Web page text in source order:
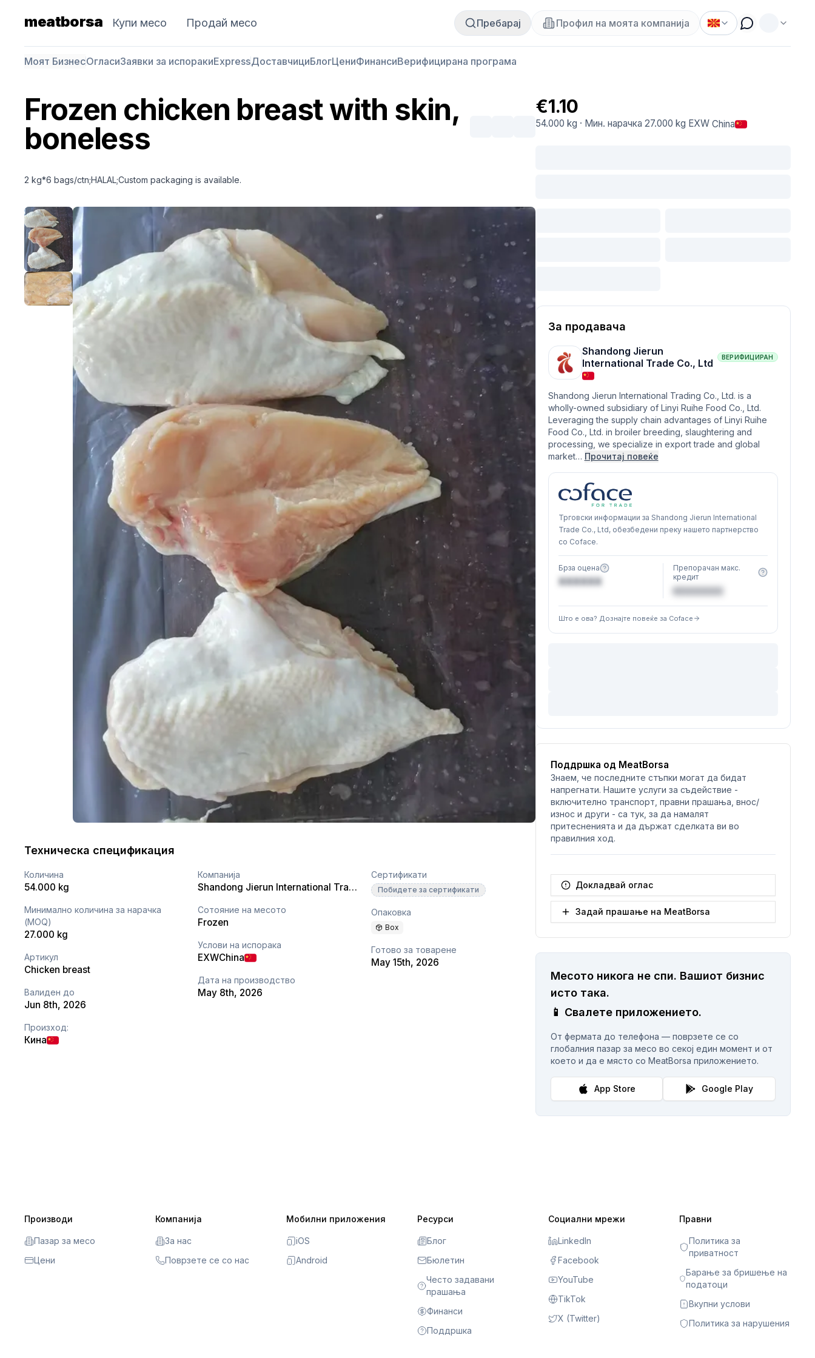
meatborsa Купи месо Продай месо Пребарај Профил на моята компанија
Моят БизнесОгласиЗаявки за испоракиExpressДоставчициБлогЦениФинансиВерифицирана програма
Frozen chicken breast with skin,
boneless
2 kg*6 bags/ctn;HALAL;Custom packaging is available.
Техническа спецификация
Количина
54.000 kg
Минимално количина за нарачка
(MOQ)
27.000 kg
Артикул
Chicken breast
Валиден до
Jun 8th, 2026
Произход:
Кина
Компанија
Shandong Jierun International Trade Co., Ltd
Сотояние на месото
Frozen
Услови на испорака
EXWChina
Дата на производство
May 8th, 2026
Сертификати
Побидете за сертификати
Опаковка
Box
Готово за товарене
May 15th, 2026
€1.10
54.000 kg · Мин. нарачка 27.000 kg EXW China
За продавача
Shandong Jierun
International Trade Co., Ltd
ВЕРИФИЦИРАН
Shandong Jierun International Trading Co., Ltd. is a
wholly-owned subsidiary of Linyi Ruihe Food Co., Ltd.
Leveraging the supply chain advantages of Linyi Ruihe
Food Co., Ltd. in broiler breeding, slaughtering and
processing, we specialize in export trade and global
market… Прочитај повеќе
Трговски информации за Shandong Jierun International
Trade Co., Ltd, обезбедени преку нашето партнерство
со Coface.
Брза оцена
XXXXXX
Препорачан макс.
кредит
€XXXXXX
Што е ова? Дознајте повеќе за Coface
Поддршка од MeatBorsa
Знаем, че последните стъпки могат да бидат
напрегнати. Нашите услуги за съдействие -
включително транспорт, правни прашања, внос/
износ и други - са тук, за да намалят
притесненията и да държат сделката ви во
правилния ход.
Докладвай оглас
Задай прашање на MeatBorsa
Месото никога не спи. Вашиот бизнис
исто така.
📱 Свалете приложението.
От фермата до телефона — поврзете се со
глобалния пазар за месо во секој един момент и от
което и да е място со MeatBorsa приложението.
App Store Google Play
Производи
Пазар за месо
Цени
Компанија
За нас
Поврзете се со нас
Мобилни приложения
iOS
Android
Ресурси
Блог
Бюлетин
Често задавани
прашања
Финанси
Поддршка
Социални мрежи
LinkedIn
Facebook
YouTube
TikTok
X (Twitter)
Правни
Политика за
приватност
Барање за бришење на
податоци
Вкупни услови
Политика за нарушения